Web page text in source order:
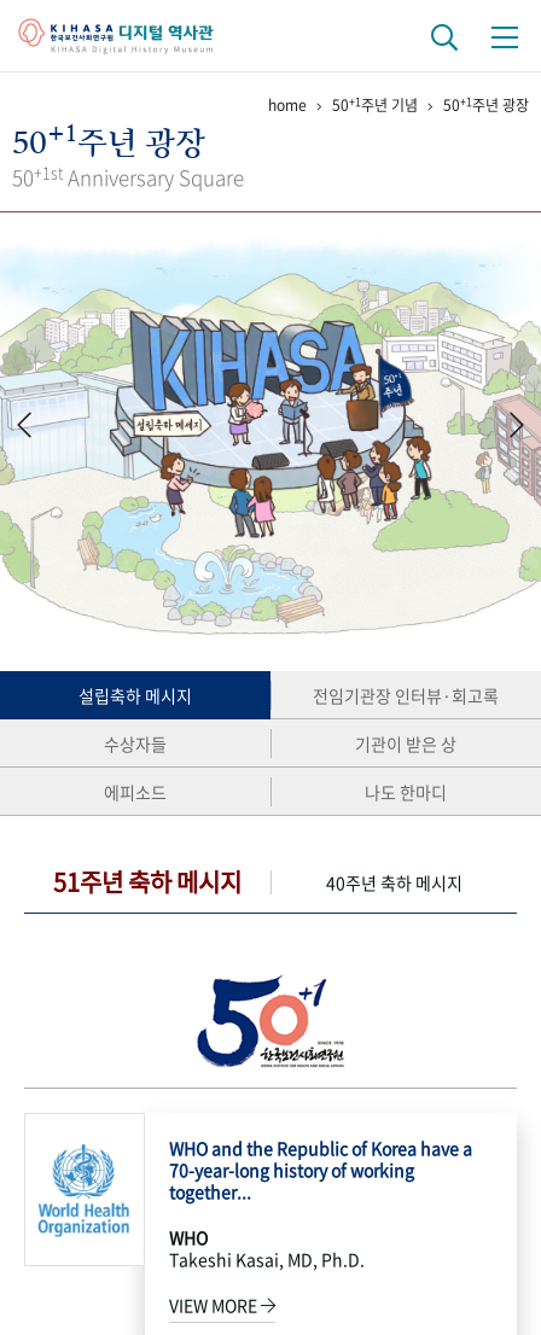
걸어온 길 기관 변천사
키워드로 보는 연구 역사
연구자들
간행물 변천사
기록물 아카이브
사진 아카이브 문서 기록물 행정박물 영상 기록물
50+1 주년 기념
성과 50선 숫자로 보는 50년 50
주년 광장
세계와 함께 한 KIHASA
VR 역사관
home 50+1주년 기념 50+1주년 광장
50+1주년 광장
50+1st Anniversary Square
설립축하 메시지
전임기관장 인터뷰·회고록
수상자들
기관이 받은 상
에피소드
나도 한마디
51주년 축하 메시지 40주년 축하 메시지
WHO and the Republic of Korea have a
70-year-long history of working
together...
WHO
Takeshi Kasai, MD, Ph.D.
VIEW MORE